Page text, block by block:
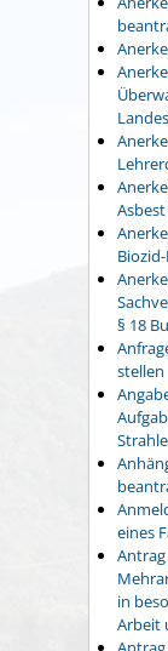
§ 18
stellen
eines
in
Arbeit